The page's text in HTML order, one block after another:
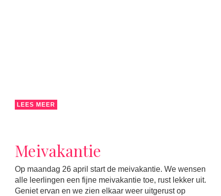
LEES MEER
Meivakantie
Op maandag 26 april start de meivakantie. We wensen
alle leerlingen een fijne meivakantie toe, rust lekker uit.
Geniet ervan en we zien elkaar weer uitgerust op